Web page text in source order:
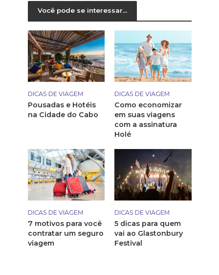
Você pode se interessar...
DICAS DE VIAGEM
Pousadas e Hotéis
na Cidade do Cabo
DICAS DE VIAGEM
Como economizar
em suas viagens
com a assinatura
Holé
DICAS DE VIAGEM
7 motivos para você
contratar um seguro
viagem
DICAS DE VIAGEM
5 dicas para quem
vai ao Glastonbury
Festival